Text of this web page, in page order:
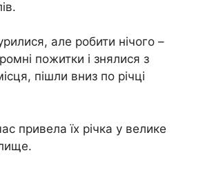
але робити нічого –
пожитки і знялися з
пішли вниз по річці
привела їх річка у велике